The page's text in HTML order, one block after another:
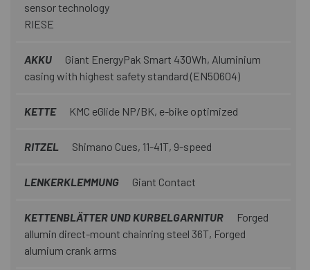
sensor technology
RIESE
AKKU
Giant EnergyPak Smart 430Wh, Aluminium
casing with highest safety standard (EN50604)
KETTE KMC eGlide NP/BK, e-bike optimized
RITZEL Shimano Cues, 11-41T, 9-speed
LENKERKLEMMUNG Giant Contact
KETTENBLÄTTER UND KURBELGARNITUR
Forged
allumin direct-mount chainring steel 36T, Forged
alumium crank arms